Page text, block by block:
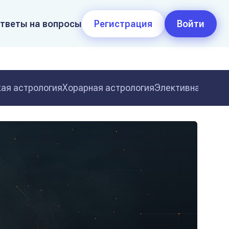
на вопросы Регистрация Войти
астрологияХорарная астрологияЭлективная